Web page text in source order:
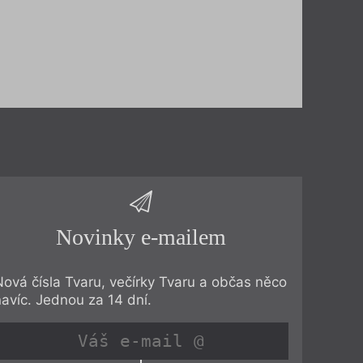
Novinky e-mailem
čísla Tvaru, večírky Tvaru a občas něco
Jednou za 14 dní.